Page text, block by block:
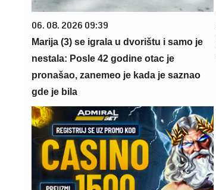
06. 08. 2026 09:39
Marija (3) se igrala u dvorištu i samo je
nestala: Posle 42 godine otac je
pronašao, zanemeo je kada je saznao
gde je bila